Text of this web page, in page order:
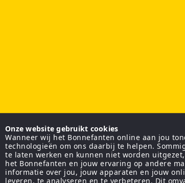
Onze website gebruikt cookies
Wanneer wij het Bonnefanten online aan jou
technologieën om ons daarbij te helpen.
te laten werken en kunnen niet worden
het Bonnefanten en jouw ervaring op andere
informatie over jou, jouw apparaten en jouw
leveren, te analyseren en te verbeteren. Dit